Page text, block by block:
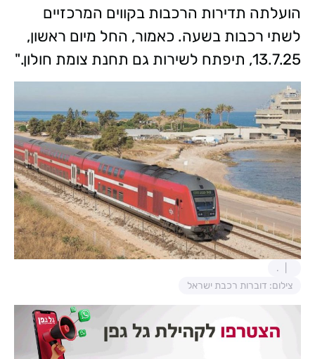
הועלתה תדירות הרכבות בקווים המרכזיים
לשתי רכבות בשעה. כאמור, החל מיום ראשון,
13.7.25, תיפתח לשירות גם תחנת צומת חולון."
.
צילום: דוברות רכבת ישראל